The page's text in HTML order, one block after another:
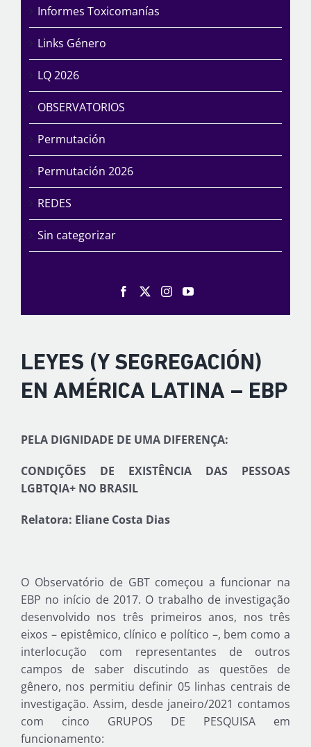
LEYES (Y SEGREGACIÓN)
EN AMÉRICA LATINA – EBP
PELA DIGNIDADE DE UMA DIFERENÇA:
CONDIÇÕES DE EXISTÊNCIA DAS PESSOAS
LGBTQIA+ NO BRASIL
Relatora: Eliane Costa Dias
O Observatório de GBT começou a funcionar na
EBP no início de 2017. O trabalho de investigação
desenvolvido nos três primeiros anos, nos três
eixos – epistêmico, clínico e político –, bem como a
interlocução com representantes de outros
campos de saber discutindo as questões de
gênero, nos permitiu definir 05 linhas centrais de
investigação. Assim, desde janeiro/2021 contamos
com cinco GRUPOS DE PESQUISA em
funcionamento:
Informes Toxicomanías
Links Género
LQ 2026
OBSERVATORIOS
Permutación
Permutación 2026
REDES
Sin categorizar